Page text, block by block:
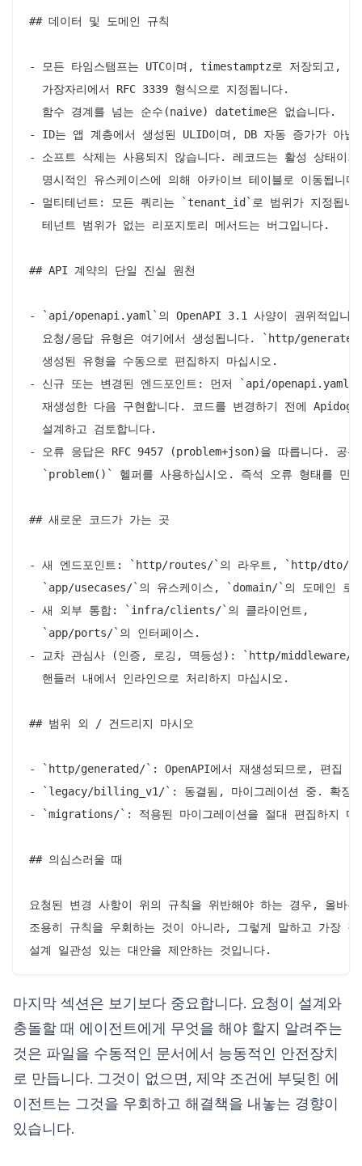
## 데이터 및 도메인 규칙
- 모든 타임스탬프는 UTC이며, timestamptz로 저장되고,
  가장자리에서 RFC 3339 형식으로 지정됩니다.
  함수 경계를 넘는 순수(naive) datetime은 없습니다.
- ID는 앱 계층에서 생성된 ULID이며, DB 자동 증가가 아닙
- 소프트 삭제는 사용되지 않습니다. 레코드는 활성 상태이거
명시적인 유스케이스에 의해 아카이브 테이블로 이동됩니다
- 멀티테넌트: 모든 쿼리는 `tenant_id`로 범위가 지정됩니
  테넌트 범위가 없는 리포지토리 메서드는 버그입니다.
## API 계약의 단일 진실 원천
- `api/openapi.yaml`의 OpenAPI 3.1 사양이 권위적입니
요청/응답 유형은 여기에서 생성됩니다. `http/
  생성된 유형을 수동으로 편집하지 마십시오.
- 신규 또는 변경된 엔드포인트: 먼저 `api/openapi.yaml`
재생성한 다음 구현합니다. 코드를 변경하기 전에 Apidog
  설계하고 검토합니다.
- 오류 응답은 RFC 9457 (problem+json)을 따릅니다. 공유
`problem()` 헬퍼를 사용하십시오. 즉석 오류 형태를 만
## 새로운 코드가 가는 곳
- 새 엔드포인트: `http/routes/`의 라우트, `http/dto/`
`app/usecases/`의 유스케이스, `domain/`의 도메인 로
- 새 외부 통합: `infra/clients/`의 클라이언트,
  `app/ports/`의 인터페이스.
- 교차 관심사 (인증, 로깅, 멱등성): `http/middleware/`
  핸들러 내에서 인라인으로 처리하지 마십시오.
## 범위 외 / 건드리지 마시오
- `http/generated/`: OpenAPI에서 재생성되므로, 편집 내
- `legacy/billing_v1/`: 동결됨, 마이그레이션 중. 확장하
- `migrations/`: 적용된 마이그레이션을 절대 편집하지 마
## 의심스러울 때
요청된 변경 사항이 위의 규칙을 위반해야 하는 경우, 올바른
조용히 규칙을 우회하는 것이 아니라, 그렇게 말하고 가장 작
마지막 섹션은 보기보다 중요합니다. 요청이 설계와
충돌할 때 에이전트에게 무엇을 해야 할지 알려주는
것은 파일을 수동적인 문서에서 능동적인 안전장치
로 만듭니다. 그것이 없으면, 제약 조건에 부딪힌 에
이전트는 그것을 우회하고 해결책을 내놓는 경향이
있습니다.